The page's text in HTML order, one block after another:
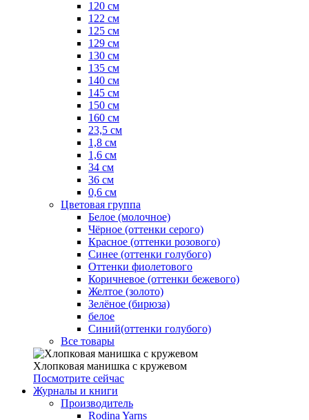
120 см
122 см
125 см
129 см
130 см
135 см
140 см
145 см
150 см
160 см
23,5 см
1,8 см
1,6 см
34 см
36 см
0,6 см
Цветовая группа
Белое (молочное)
Чёрное (оттенки серого)
Красное (оттенки розового)
Синее (оттенки голубого)
Оттенки фиолетового
Коричневое (оттенки бежевого)
Желтое (золото)
Зелёное (бирюза)
белое
Синий(оттенки голубого)
Все товары
Хлопковая манишка с кружевом
Посмотрите сейчас
Журналы и книги
Производитель
Rodina Yarns